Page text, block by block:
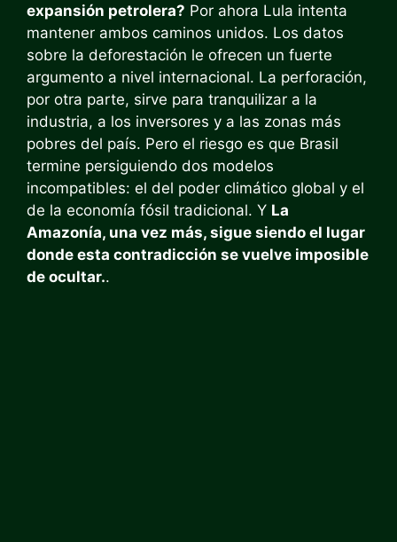
expansión petrolera? Por ahora Lula intenta
mantener ambos caminos unidos. Los datos
sobre la deforestación le ofrecen un fuerte
argumento a nivel internacional. La perforación,
por otra parte, sirve para tranquilizar a la
industria, a los inversores y a las zonas más
pobres del país. Pero el riesgo es que Brasil
termine persiguiendo dos modelos
incompatibles: el del poder climático global y el
de la economía fósil tradicional. Y La
Amazonía, una vez más, sigue siendo el lugar
donde esta contradicción se vuelve imposible
de ocultar..